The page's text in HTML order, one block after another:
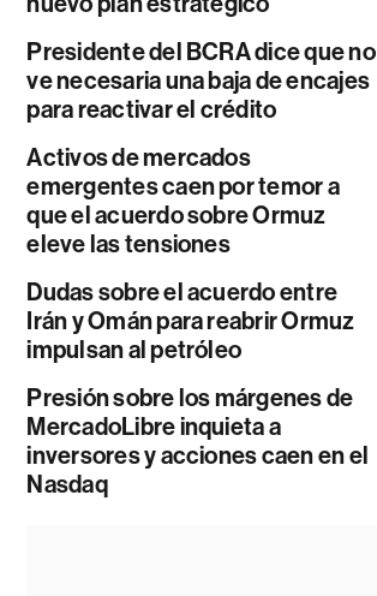
Presidente del BCRA dice que no
ve necesaria una baja de encajes
para reactivar el crédito
Activos de mercados
emergentes caen por temor a
que el acuerdo sobre Ormuz
eleve las tensiones
Dudas sobre el acuerdo entre
Irán y Omán para reabrir Ormuz
impulsan al petróleo
Presión sobre los márgenes de
MercadoLibre inquieta a
inversores y acciones caen en el
Nasdaq